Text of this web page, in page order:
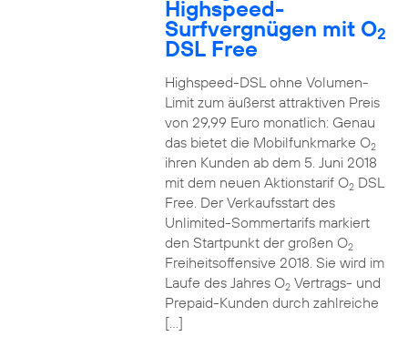
Highspeed-
Surfvergnügen mit O2
DSL Free
Highspeed-DSL ohne Volumen-
Limit zum äußerst attraktiven Preis
von 29,99 Euro monatlich: Genau
das bietet die Mobilfunkmarke O2
ihren Kunden ab dem 5. Juni 2018
mit dem neuen Aktionstarif O2DSL
Free. Der Verkaufsstart des
Unlimited-Sommertarifs markiert
den Startpunkt der großen O2
Freiheitsoffensive 2018. Sie wird im
Laufe des Jahres O2Vertrags- und
Prepaid-Kunden durch zahlreiche
[…]